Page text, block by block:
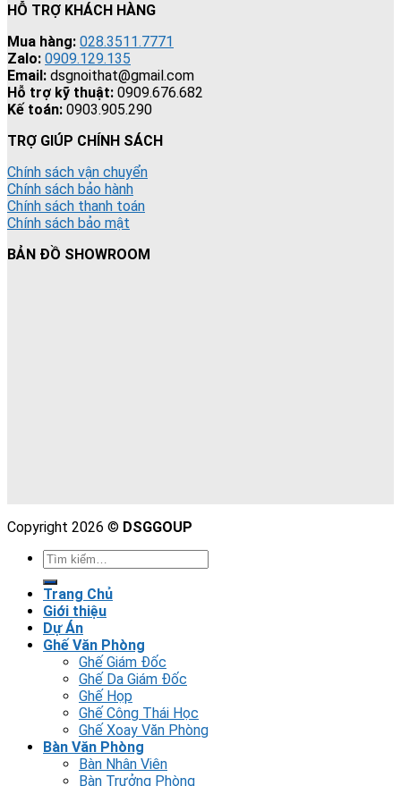
HỖ TRỢ KHÁCH HÀNG
Mua hàng: 028.3511.7771
Zalo: 0909.129.135
Email: dsgnoithat@gmail.com
Hỗ trợ kỹ thuật: 0909.676.682
Kế toán: 0903.905.290
TRỢ GIÚP CHÍNH SÁCH
Chính sách vận chuyển
Chính sách bảo hành
Chính sách thanh toán
Chính sách bảo mật
BẢN ĐỒ SHOWROOM
Copyright 2026 © DSGGOUP
Trang Chủ
Giới thiệu
Dự Án
Ghế Văn Phòng
Ghế Giám Đốc
Ghế Da Giám Đốc
Ghế Họp
Ghế Công Thái Học
Ghế Xoay Văn Phòng
Bàn Văn Phòng
Bàn Nhân Viên
Bàn Trưởng Phòng